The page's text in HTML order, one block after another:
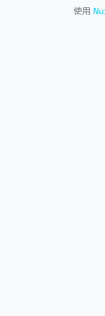
使用